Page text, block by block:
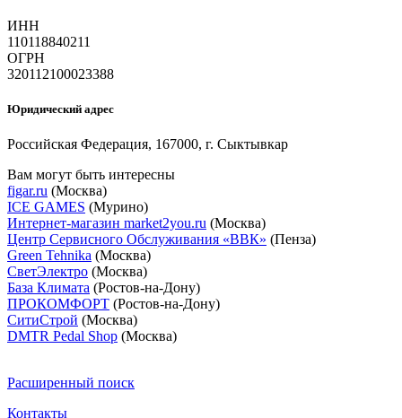
ИНН
110118840211
ОГРН
320112100023388
Юридический адрес
Российская Федерация, 167000, г. Сыктывкар
Вам могут быть интересны
figar.ru (Москва)
ICE GAMES (Мурино)
Интернет-магазин market2you.ru (Москва)
Центр Сервисного Обслуживания «ВВК» (Пенза)
Green Tehnika (Москва)
СветЭлектро (Москва)
База Климата (Ростов-на-Дону)
ПРОКОМФОРТ (Ростов-на-Дону)
СитиСтрой (Москва)
DMTR Pedal Shop (Москва)
Расширенный поиск
Контакты